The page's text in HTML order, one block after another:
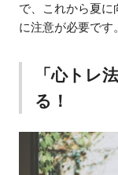
で、これから夏に
に注意が必要です。
「心トレ
る！